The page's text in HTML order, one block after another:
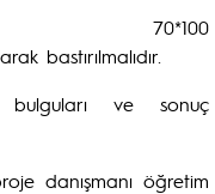
bastırılmalıdır.
bulguları ve sonuç
danışmanı öğretim